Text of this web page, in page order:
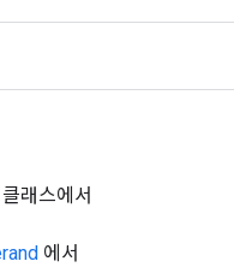
클래스에서
에서